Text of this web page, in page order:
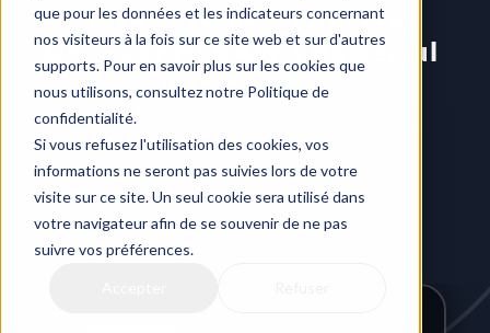
que pour les données et les indicateurs concernant
nos visiteurs à la fois sur ce site web et sur d'autres
supports. Pour en savoir plus sur les cookies que
nous utilisons, consultez notre Politique de
confidentialité.
Si vous refusez l'utilisation des cookies, vos
informations ne seront pas suivies lors de votre
visite sur ce site. Un seul cookie sera utilisé dans
votre navigateur afin de se souvenir de ne pas
suivre vos préférences.
All Your Tools, Connected
Discover HERAW’s Powerful
Integrations
Go into your creative flow with HERAW, to plan,
share, review, approve and manage teams, great
content and projects in no time